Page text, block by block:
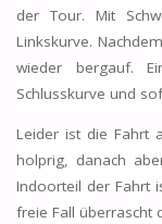
der Tour. Mit
Linkskurve.
wieder bergauf.
Schlusskurve und
Leider ist die Fahrt
holprig, danach
Indoorteil der Fahrt
freie Fall überrascht